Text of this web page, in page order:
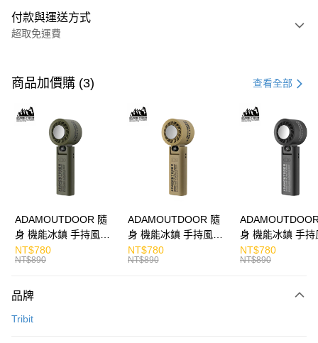
付款與運送方式
超取免運費
信用卡一次付款
LINE Pay
Apple Pay
運送方式
免運費
付款後7-11取貨
商品加價購 (3) 查看全部
ADAMOUTDOOR 隨
身 機能冰鎮 手持風扇
掛繩
NT$780
NT$890
ADAMOUTDOOR 隨
身 機能冰鎮 手持風扇
掛繩
NT$780
NT$890
身 機能冰鎮 手持
掛繩
NT$780
NT$890
品牌
Tribit